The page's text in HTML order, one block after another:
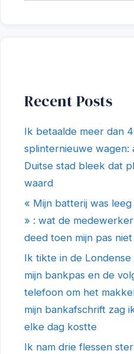
Recent Posts
Ik betaalde meer dan
splinternieuwe wagen:
Duitse stad bleek dat
waard
« Mijn batterij was
» : wat de
deed toen mijn pas
Ik tikte in de
mijn bankpas en de
telefoon om het
mijn bankafschrift zag
elke dag kostte
Ik nam drie flessen